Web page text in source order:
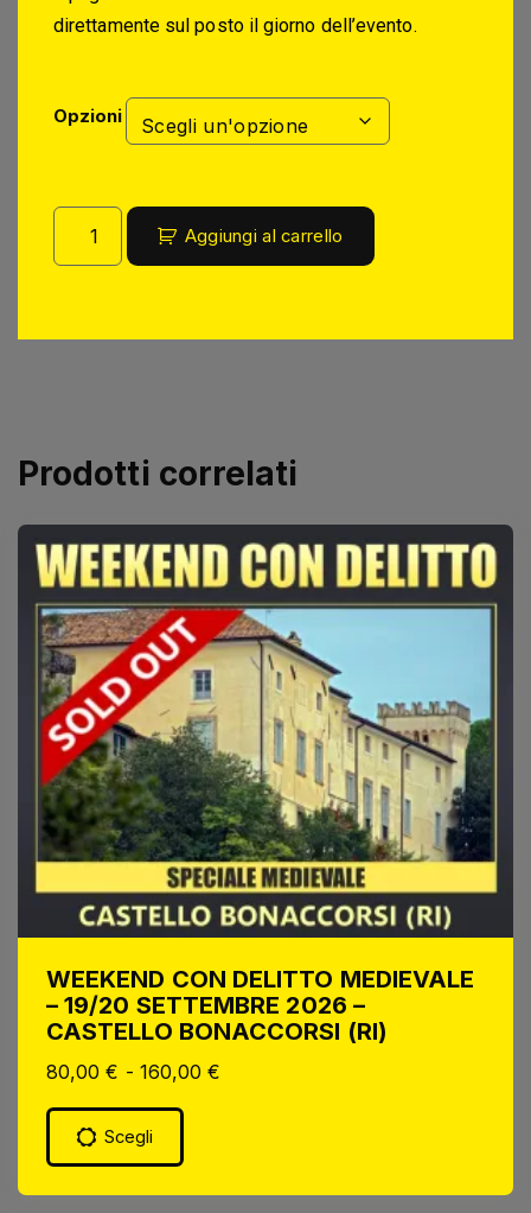
direttamente sul posto il giorno dell’evento.
Opzioni
Aggiungi al carrello
Prodotti correlati
WEEKEND CON DELITTO MEDIEVALE
– 19/20 SETTEMBRE 2026 –
CASTELLO BONACCORSI (RI)
80,00€ - 160,00€
Scegli